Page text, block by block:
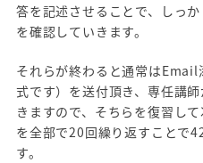
答を記述させることで、しっ
を確認していきます。
それらが終わると通常は
式です）を送付頂き、専任講
きますので、そちらを復習し
を全部で20回繰り返すことで
す。